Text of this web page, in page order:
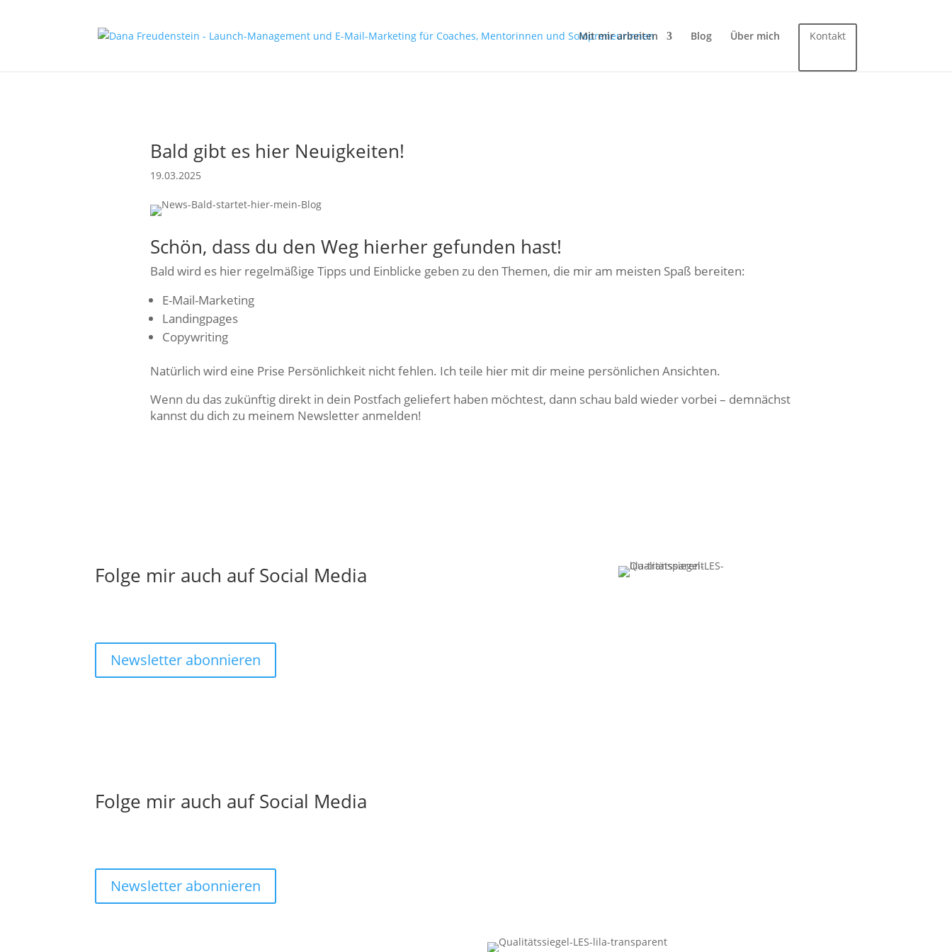
Mit mir arbeiten Blog Über mich Kontakt
Bald gibt es hier Neuigkeiten!
19.03.2025
Schön, dass du den Weg hierher gefunden hast!
Bald wird es hier regelmäßige Tipps und Einblicke geben zu den Themen, die mir am meisten Spaß bereiten:
E-Mail-Marketing
Landingpages
Copywriting
Natürlich wird eine Prise Persönlichkeit nicht fehlen. Ich teile hier mit dir meine persönlichen Ansichten.
Wenn du das zukünftig direkt in dein Postfach geliefert haben möchtest, dann schau bald wieder vorbei – demnächst
kannst du dich zu meinem Newsletter anmelden!
Folge mir auch auf Social Media
Newsletter abonnieren
Folge mir auch auf Social Media
Newsletter abonnieren